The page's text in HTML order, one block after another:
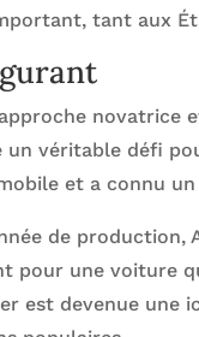
tant aux
novatrice
véritable défi
et a connu un
de production,
pour une voiture
est devenue